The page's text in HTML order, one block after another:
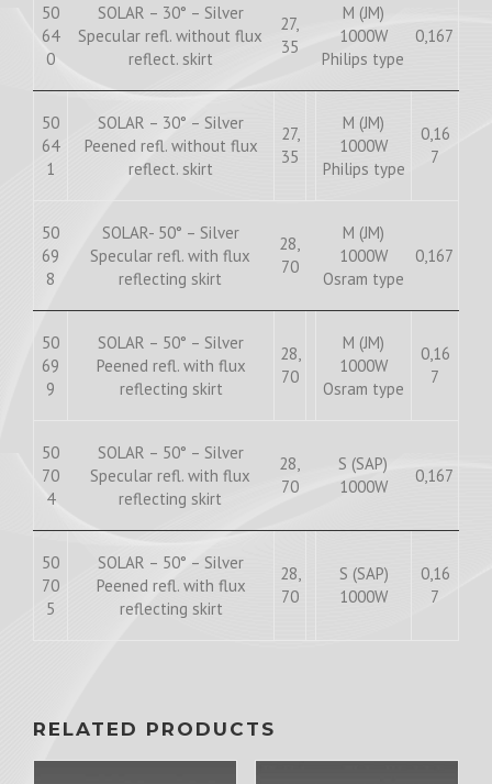
50
64
0
SOLAR – 30° – Silver
Specular refl. without flux
reflect. skirt
27,
35
M (JM)
1000W
Philips type
0,167
50
64
1
SOLAR – 30° – Silver
Peened refl. without flux
reflect. skirt
27,
35
M (JM)
1000W
Philips type
0,16
7
50
69
8
SOLAR- 50° – Silver
Specular refl. with flux
reflecting skirt
28,
70
M (JM)
1000W
Osram type
0,167
50
69
9
SOLAR – 50° – Silver
Peened refl. with flux
reflecting skirt
28,
70
M (JM)
1000W
Osram type
0,16
7
50
70
4
SOLAR – 50° – Silver
Specular refl. with flux
reflecting skirt
28,
70
S (SAP)
1000W
0,167
50
70
5
SOLAR – 50° – Silver
Peened refl. with flux
reflecting skirt
28,
70
S (SAP)
1000W
0,16
7
RELATED PRODUCTS